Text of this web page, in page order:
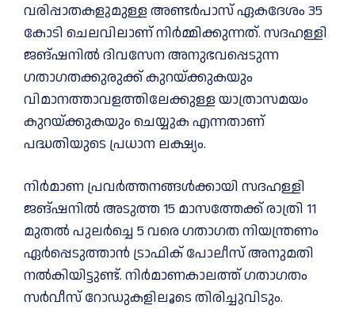
വരിപ്പാതകളുമുള്ള അണ്ടർപാസ് ഏകദേശം 35
കോടി ചെലവിലാണ് നിർമ്മിക്കുന്നത്. സദഹള്ളി
ജങ്ഷനിൽ ദിവസേന അനുഭവപ്പെടുന്ന
ഗതാഗതക്കുരുക്ക് കുറയ്ക്കുകയും
വിമാനത്താവളത്തിലേക്കുള്ള യാത്രാസമയം
കുറയ്ക്കുകയും ചെയ്യുക എന്നതാണ്
പദ്ധതിയുടെ പ്രധാന ലക്ഷ്യം.
നിർമാണ പ്രവർത്തനങ്ങൾക്കായി സദഹള്ളി
ജങ്ഷനിൽ അടുത്ത 15 മാസത്തേക്ക് രാത്രി 11
മുതൽ പുലർച്ചെ 5 വരെ ഗതാഗത നിയന്ത്രണം
ഏർപ്പെടുത്താൻ ട്രാഫിക് പോലീസ് അനുമതി
നൽകിയിട്ടുണ്ട്. നിർമാണകാലത്ത് ഗതാഗതം
സർവീസ് റോഡുകളിലൂടെ തിരിച്ചുവിടും.